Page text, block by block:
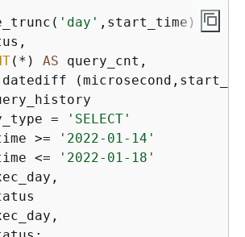
'day' ,start_time) AS
( * ) AS query_cnt,
=
'SELECT'
>=
'2022-01-14'
<=
'2022-01-18'